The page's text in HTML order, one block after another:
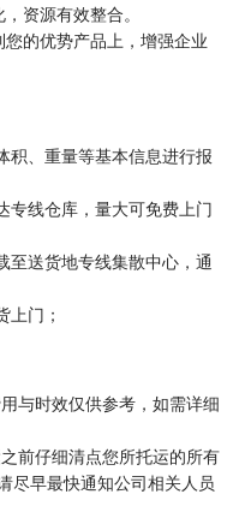
资源有效整合。
的优势产品上，增强企业
积、重量等基本信息进行报
专线仓库，量大可免费上门
至送货地专线集散中心，通
上门；
与时效仅供参考，如需详细
前仔细清点您所托运的所有
尽早最快通知公司相关人员